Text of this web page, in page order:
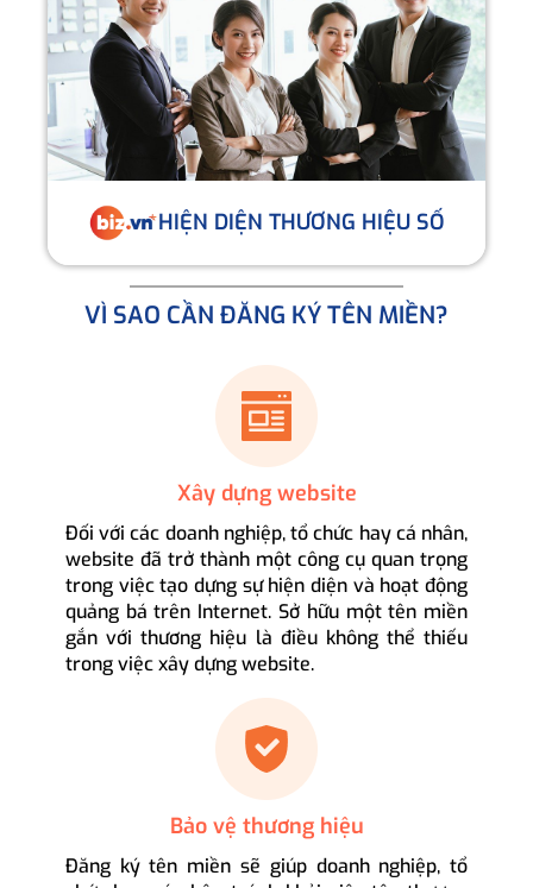
HIỆN DIỆN THƯƠNG HIỆU SỐ
VÌ SAO CẦN ĐĂNG KÝ TÊN MIỀN?
Xây dựng website
Đối với các doanh nghiệp, tổ chức hay cá nhân,
website đã trở thành một công cụ quan trọng
trong việc tạo dựng sự hiện diện và hoạt động
quảng bá trên Internet. Sở hữu một tên miền
gắn với thương hiệu là điều không thể thiếu
trong việc xây dựng website.
Bảo vệ thương hiệu
Đăng ký tên miền sẽ giúp doanh nghiệp, tổ